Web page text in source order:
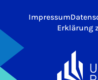
Impressum
Erklärung